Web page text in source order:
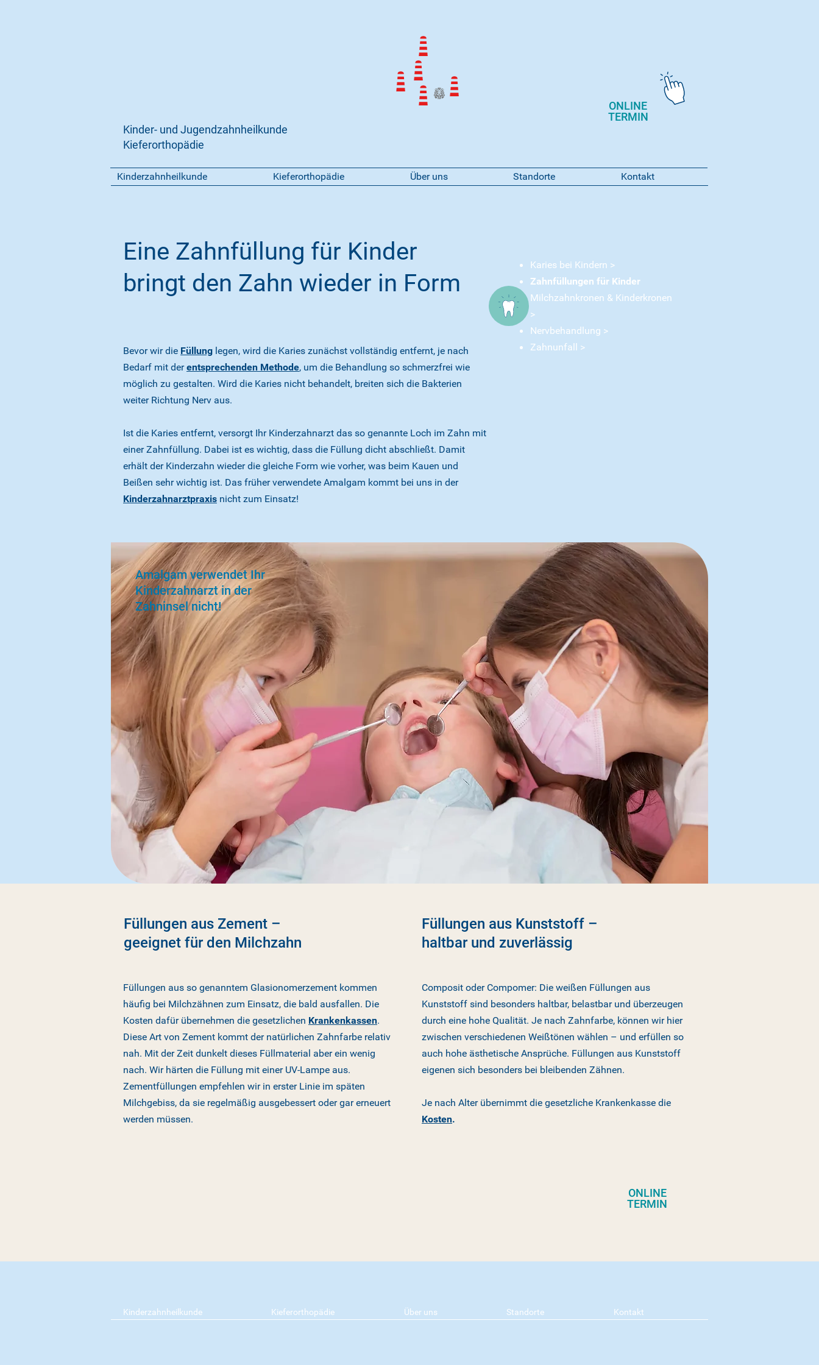
Kinder- und Jugendzahnheilkunde
Kieferorthopädie
ONLINE
TERMIN
Kinderzahnheilkunde Kieferorthopädie Über uns Standorte Kontakt
Eine Zahnfüllung für Kinder
bringt den Zahn wieder in Form
Bevor wir die Füllung legen, wird die Karies zunächst vollständig entfernt, je nach
Bedarf mit derentsprechenden Methode, um die Behandlung so schmerzfrei wie
möglich zu gestalten. Wird die Karies nicht behandelt, breiten sich die Bakterien
weiter Richtung Nerv aus.
Ist die Karies entfernt, versorgt Ihr Kinderzahnarzt das so genannte Loch im Zahn mit
einer Zahnfüllung. Dabei ist es wichtig, dass die Füllung dicht abschließt. Damit
erhält der Kinderzahn wieder die gleiche Form wie vorher, was beim Kauen und
Beißen sehr wichtig ist. Das früher verwendete Amalgam kommt bei uns in der
Kinderzahnarztpraxis nicht zum Einsatz!
Karies bei Kindern >
Zahnfüllungen für Kinder
Milchzahnkronen & Kinderkronen
>
Nervbehandlung >
Zahnunfall >
Amalgam verwendet Ihr
Kinderzahnarzt in der
Zahninsel nicht!
Füllungen aus Zement –
geeignet für den Milchzahn
Füllungen aus Kunststoff –
haltbar und zuverlässig
Füllungen aus so genanntem Glasionomerzement kommen
häufig bei Milchzähnen zum Einsatz, die bald ausfallen. Die
Kosten dafür übernehmen die gesetzlichen Krankenkassen.
Diese Art von Zement kommt der natürlichen Zahnfarbe relativ
nah. Mit der Zeit dunkelt dieses Füllmaterial aber ein wenig
nach. Wir härten die Füllung mit einer UV-Lampe aus.
Zementfüllungen empfehlen wir in erster Linie im späten
Milchgebiss, da sie regelmäßig ausgebessert oder gar erneuert
werden müssen.
Composit oder Compomer: Die weißen Füllungen aus
Kunststoff sind besonders haltbar, belastbar und überzeugen
durch eine hohe Qualität. Je nach Zahnfarbe, können wir hier
zwischen verschiedenen Weißtönen wählen – und erfüllen so
auch hohe ästhetische Ansprüche. Füllungen aus Kunststoff
eigenen sich besonders bei bleibenden Zähnen.
Je nach Alter übernimmt die gesetzliche Krankenkasse die
Kosten.
ONLINE
TERMIN
Kinderzahnheilkunde Kieferorthopädie Über uns Standorte Kontakt